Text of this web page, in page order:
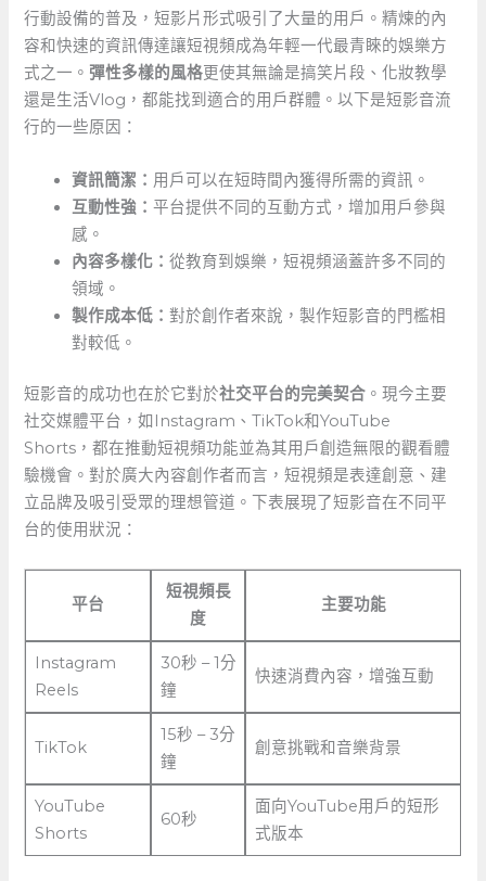
行動設備的普及，短影片形式吸引了大量的用戶。精煉的內
容和快速的資訊傳達讓短視頻成為年輕一代最青睞的娛樂方
式之一。 彈性多樣的風格更使其無論是搞笑片段、化妝教學
還是生活Vlog，都能找到適合的用戶群體。以下是短影音流
行的一些原因：
資訊簡潔： 用戶可以在短時間內獲得所需的資訊。
互動性強：平台提供不同的互動方式，增加用戶參與
感。
內容多樣化：從教育到娛樂，短視頻涵蓋許多不同的
領域。
製作成本低：對於創作者來說，製作短影音的門檻相
對較低。
短影音的成功也在於它對於社交平台的完美契合 。現今主要
社交媒體平台，如Instagram、TikTok和YouTube
Shorts，都在推動短視頻功能並為其用戶創造無限的觀看體
驗機會。對於廣大內容創作者而言，短視頻是表達創意、建
立品牌及吸引受眾的理想管道。下表展現了短影音在不同平
台的使用狀況：
平台
短視頻長
度
主要功能
Instagram
Reels
30秒 – 1分
鐘
快速消費內容，增強互動
TikTok
15秒 – 3分
鐘
創意挑戰和音樂背景
YouTube
Shorts
60秒
面向YouTube用戶的短形
式版本